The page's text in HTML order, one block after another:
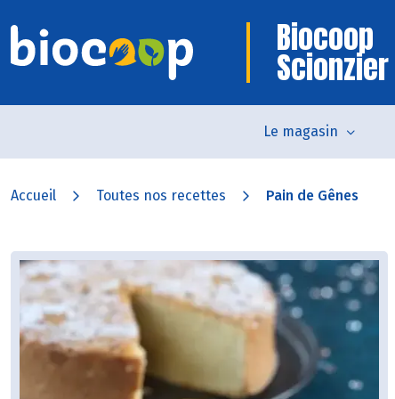
Biocoop
Scionzier
Le magasin
Accueil Toutes nos recettes Pain de Gênes